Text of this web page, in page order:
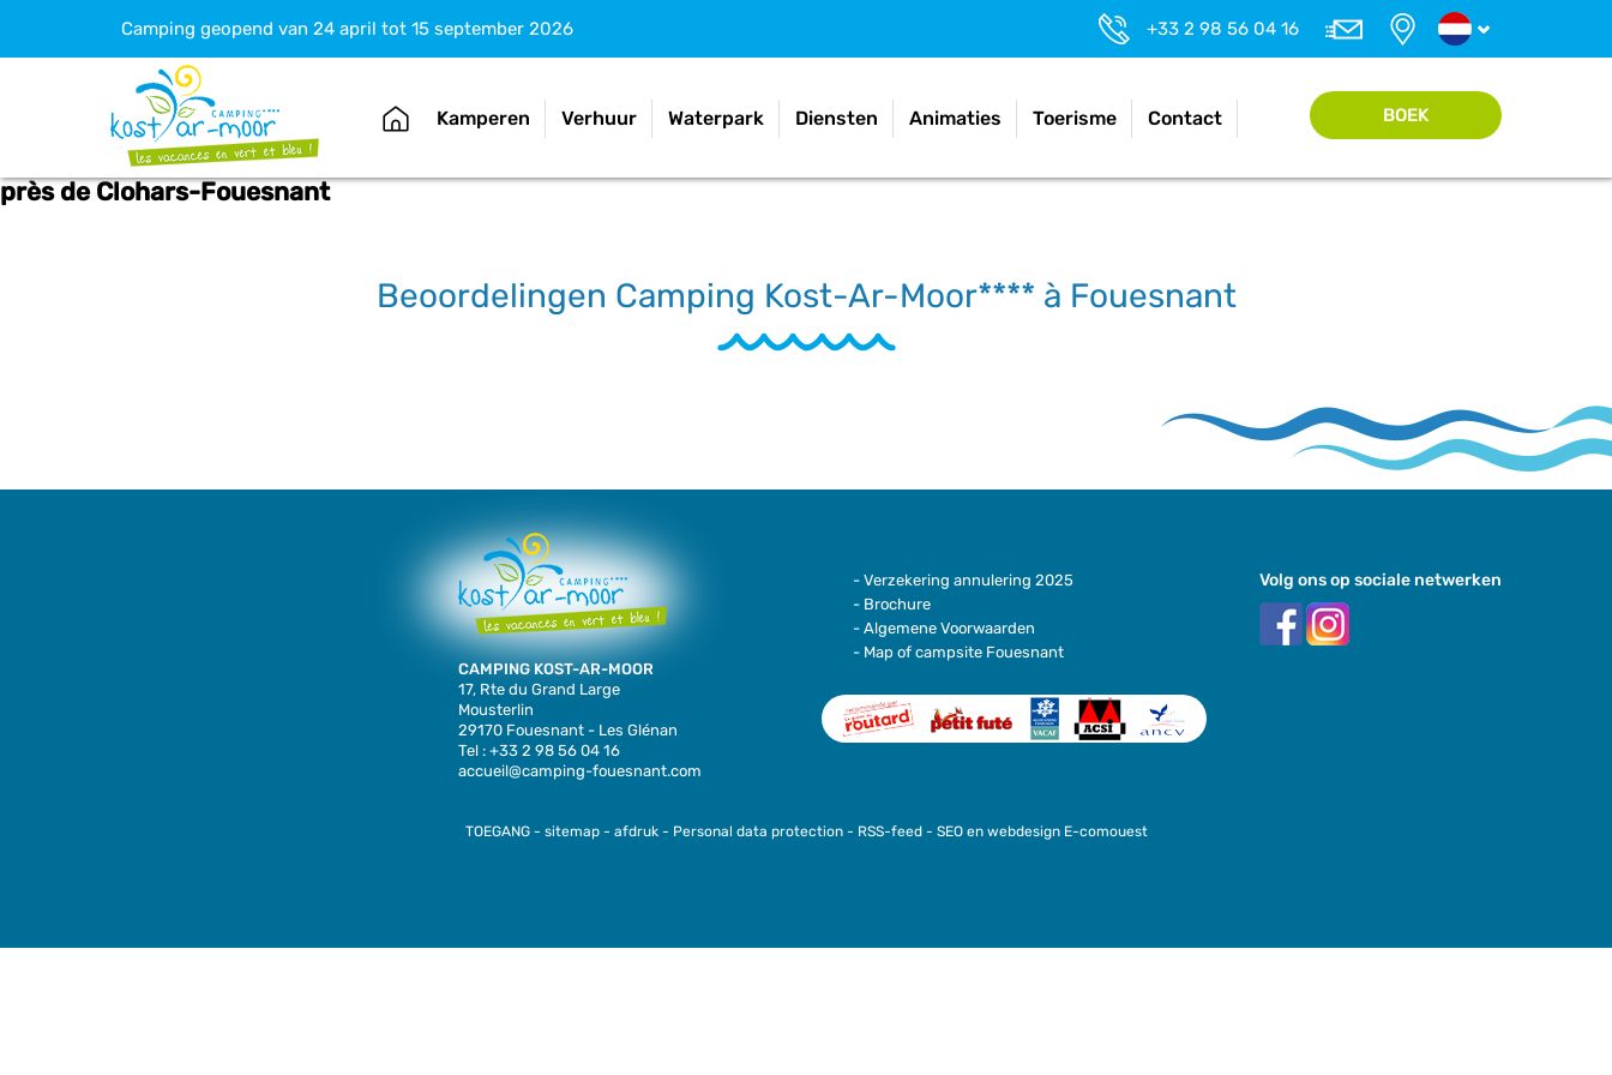
Camping geopend van 24 april tot 15 september 2026 +33 2 98 56 04 16
Kamperen Verhuur Waterpark Diensten Animaties Toerisme Contact BOEK
près de Clohars-Fouesnant
Beoordelingen Camping Kost-Ar-Moor**** à Fouesnant
CAMPING KOST-AR-MOOR
17, Rte du Grand Large
Mousterlin
29170 Fouesnant - Les Glénan
Tel : +33 2 98 56 04 16
accueil@camping-fouesnant.com
- Verzekering annulering 2025
- Brochure
- Algemene Voorwaarden
- Map of campsite Fouesnant
Volg ons op sociale netwerken
TOEGANG- sitemap- afdruk- Personal data protection- RSS-feed- SEO en webdesign E-comouest